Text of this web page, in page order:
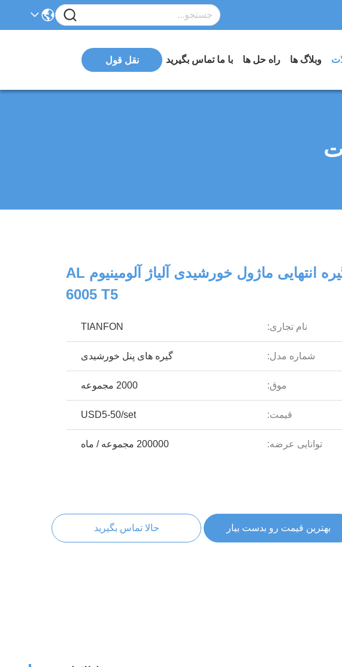
وبلاگ ها راه حل ها با ما تماس بگیرید نقل قول
گیره انتهایی ماژول خورشیدی آلیاژ آلومینیوم AL
6005 T5
نام تجاری: TIANFON
شماره مدل: گیره های پنل خورشیدی
موق: 2000 مجموعه
قیمت: USD5-50/set
توانایی عرضه: 200000 مجموعه / ماه
بهترین قیمت رو بدست بیار حالا تماس بگیرید